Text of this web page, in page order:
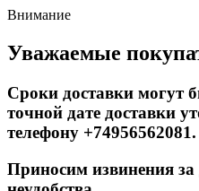
Внимание
Уважаемые
Сроки доставки могут
точной дате доставки
телефону +74956562081.
Приносим извинения за